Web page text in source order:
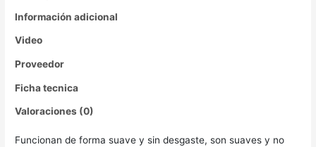
Información adicional
Video
Proveedor
Ficha tecnica
Valoraciones (0)
Funcionan de forma suave y sin desgaste, son suaves y no